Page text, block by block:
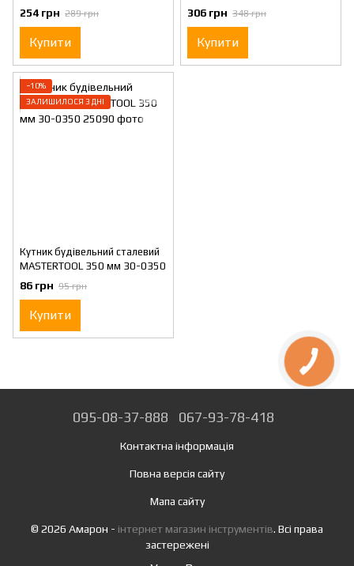
мм ручка Al з капсулою 0,5
мм/1м 30-4350
254 грн 289 грн
Купити
мм ручка Al з капсулою 0,5
мм/1м 30-4500
306 грн 348 грн
Купити
−10%
ЗАЛИШИЛОСЯ 3 ДНІ
Кутник будівельний сталевий
MASTERTOOL 350 мм 30-0350
86 грн 95 грн
Купити
095-08-37-888 067-93-78-418
Контактна інформація
Повна версія сайту
Мапа сайту
© 2026 Амарон - інтернет магазин інструментів. Всі права
застережені